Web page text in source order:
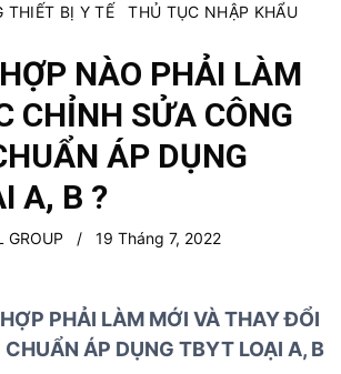
THIẾT BỊ Y TẾ
THỦ TỤC NHẬP KHẨU
NÀO PHẢI LÀM
CHỈNH SỬA CÔNG
ÁP DỤNG
A, B ?
GROUP 19 Tháng 7, 2022
PHẢI LÀM MỚI VÀ THAY ĐỔI
CHUẨN ÁP DỤNG TBYT LOẠI A, B